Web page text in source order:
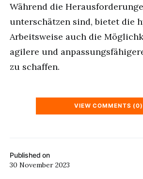
Published on
30 November 2023
Während die
unterschätzen sind, bietet die
Arbeitsweise auch die
agilere und
zu schaffen.
VIEW COMMENTS (0)